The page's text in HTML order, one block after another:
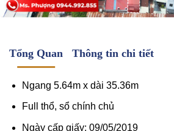
Tổng Quan Thông tin chi tiết
Ngang 5.64m x dài 35.36m
Full thổ, sổ chính chủ
Ngày cấp giấy: 09/05/2019